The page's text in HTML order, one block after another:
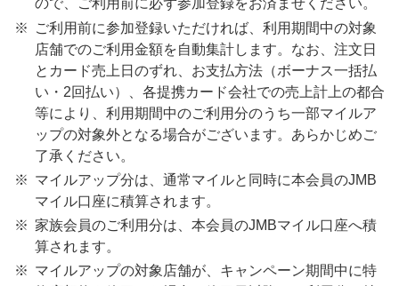
ので、ご利用前に必ず参加登録をお済ませください。
ご利用前に参加登録いただければ、利用期間中の対象
店舗でのご利用金額を自動集計します。なお、注文日
とカード売上日のずれ、お支払方法（ボーナス一括払
い・2回払い）、各提携カード会社での売上計上の都合
等により、利用期間中のご利用分のうち一部マイルア
ップの対象外となる場合がございます。あらかじめご
了承ください。
マイルアップ分は、通常マイルと同時に本会員のJMB
マイル口座に積算されます。
家族会員のご利用分は、本会員のJMBマイル口座へ積
算されます。
マイルアップの対象店舗が、キャンペーン期間中に特